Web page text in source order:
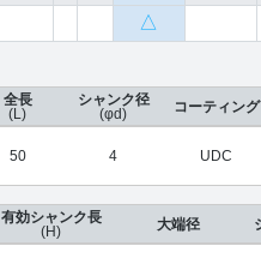
△
全長
(L)
50
シャンク径
(φd)
4
コーティング
UDC
有効シャンク長
(H)
大端径